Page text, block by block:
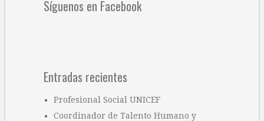
Síguenos en Facebook
Entradas recientes
Profesional Social UNICEF
Coordinador de Talento Humano y